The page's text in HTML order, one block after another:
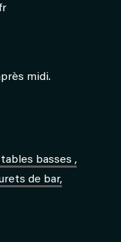
midi.
basses ,
de bar,